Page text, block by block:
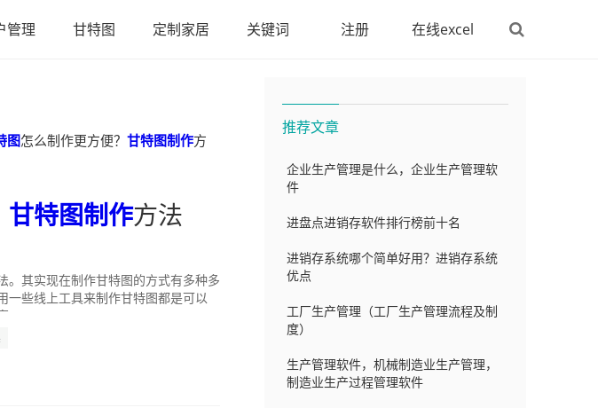
管理 甘特图 定制家居 关键词 注册 在线excel
图怎么制作更方便？ 甘特图制作方
甘特图制作方法
。其实现在制作甘特图的方式有多种多
一些线上工具来制作甘特图都是可以
推荐文章
企业生产管理是什么，企业生产管理软
件
进盘点进销存软件排行榜前十名
进销存系统哪个简单好用？进销存系统
优点
工厂生产管理（工厂生产管理流程及制
度）
生产管理软件，机械制造业生产管理，
制造业生产过程管理软件